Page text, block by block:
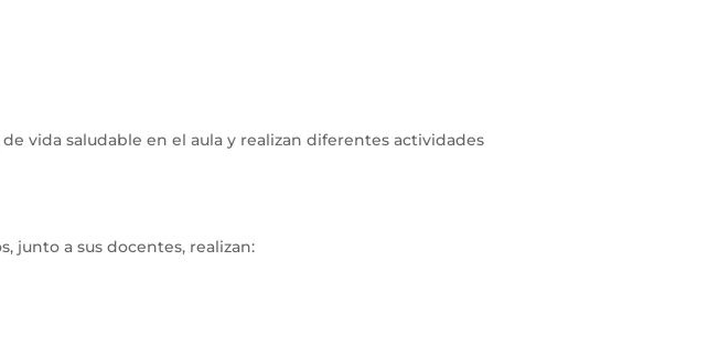
vida saludable en el aula y realizan diferentes actividades
junto a sus docentes, realizan: